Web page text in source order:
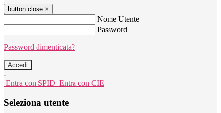
button close ×
Nome Utente
Password
Password dimenticata?
-
Entra con SPID Entra con CIE
Seleziona utente